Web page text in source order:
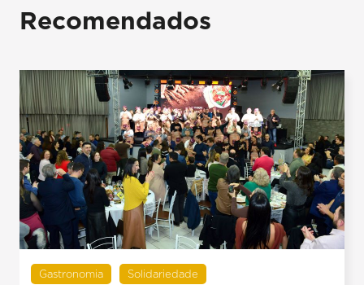
Recomendados
Gastronomia Solidariedade